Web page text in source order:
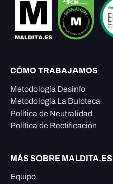
CÓMO TRABAJAMOS
Metodología Desinfo
Metodología La Buloteca
Política de Neutralidad
Política de Rectificación
MÁS SOBRE MALDITA.ES
Equipo